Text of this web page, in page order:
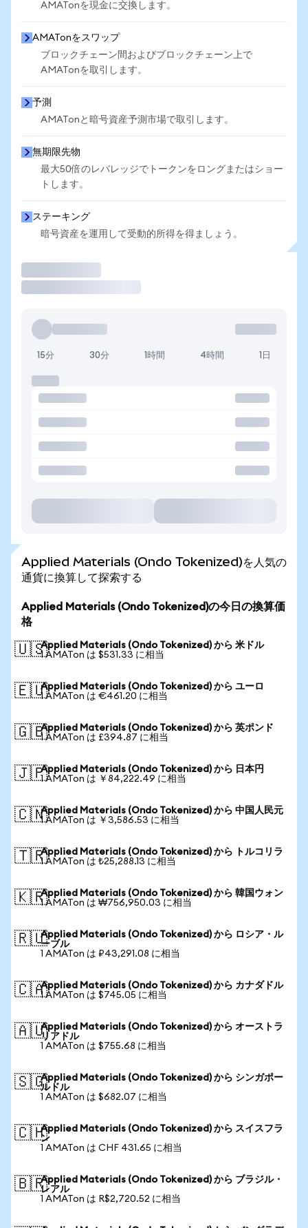
AMATonを現金に交換します。
AMATonをスワップ
ブロックチェーン間およびブロックチェーン上で
AMATonを取引します。
予測
AMATonと暗号資産予測市場で取引します。
無期限先物
最大50倍のレバレッジでトークンをロングまたはショー
トします。
ステーキング
暗号資産を運用して受動的所得を得ましょう。
15分 30分 1時間 4時間 1日
Applied Materials (Ondo Tokenized)を人気の
通貨に換算して探索する
Applied Materials (Ondo Tokenized)の今日の換算価
格
🇺🇸Applied Materials (Ondo Tokenized) から 米ドル
1 AMATon は $531.33 に相当
🇪🇺Applied Materials (Ondo Tokenized) から ユーロ
1 AMATon は €461.20 に相当
🇬🇧Applied Materials (Ondo Tokenized) から 英ポンド
1 AMATon は £394.87 に相当
🇯🇵Applied Materials (Ondo Tokenized) から 日本円
1 AMATon は ￥84,222.49 に相当
🇨🇳Applied Materials (Ondo Tokenized) から 中国人民元
1 AMATon は ￥3,586.53 に相当
🇹🇷Applied Materials (Ondo Tokenized) から トルコリラ
1 AMATon は ₺25,288.13 に相当
🇰🇷Applied Materials (Ondo Tokenized) から 韓国ウォン
1 AMATon は ₩756,950.03 に相当
🇷🇺Applied Materials (Ondo Tokenized) から ロシア・ル
ーブル
1 AMATon は ₽43,291.08 に相当
🇨🇦Applied Materials (Ondo Tokenized) から カナダドル
1 AMATon は $745.05 に相当
🇦🇺Applied Materials (Ondo Tokenized) から オーストラ
リアドル
1 AMATon は $755.68 に相当
🇸🇬Applied Materials (Ondo Tokenized) から シンガポー
ルドル
1 AMATon は $682.07 に相当
🇨🇭Applied Materials (Ondo Tokenized) から スイスフラ
ン
1 AMATon は CHF 431.65 に相当
🇧🇷Applied Materials (Ondo Tokenized) から ブラジル・
レアル
1 AMATon は R$2,720.52 に相当